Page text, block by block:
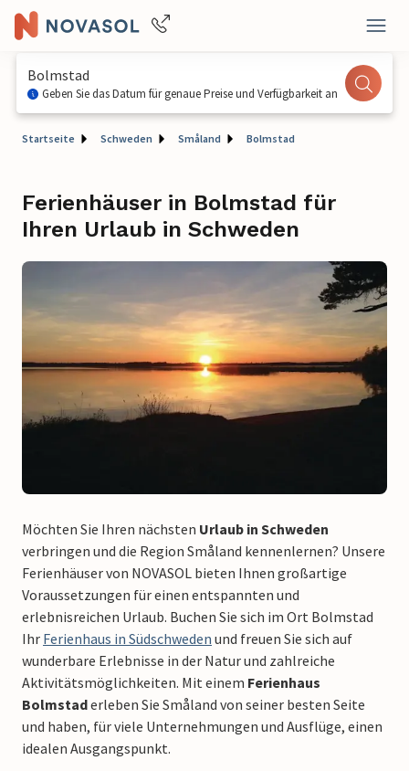
Bolmstad
Geben Sie das Datum für genaue Preise und Verfügbarkeit an
Startseite Schweden Småland Bolmstad
Ferienhäuser in Bolmstad für
Ihren Urlaub in Schweden
Möchten Sie Ihren nächsten Urlaub in Schweden
verbringen und die Region Småland kennenlernen? Unsere
Ferienhäuser von NOVASOL bieten Ihnen großartige
Voraussetzungen für einen entspannten und
erlebnisreichen Urlaub. Buchen Sie sich im Ort Bolmstad
Ihr Ferienhaus in Südschweden und freuen Sie sich auf
wunderbare Erlebnisse in der Natur und zahlreiche
Aktivitätsmöglichkeiten. Mit einem Ferienhaus
Bolmstaderleben Sie Småland von seiner besten Seite
und haben, für viele Unternehmungen und Ausflüge, einen
idealen Ausgangspunkt.